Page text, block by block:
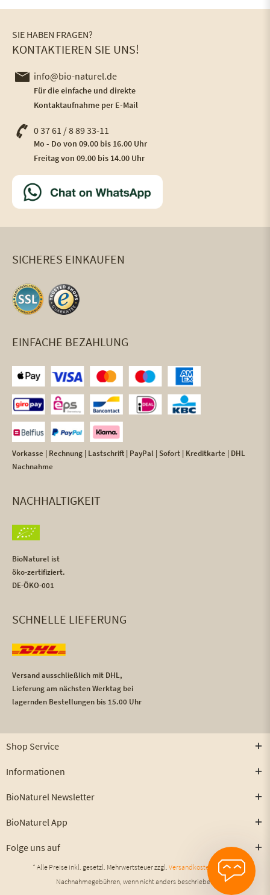
SIE HABEN FRAGEN?
KONTAKTIEREN SIE UNS!
info@bio-naturel.de
Für die einfache und direkte
Kontaktaufnahme per E-Mail
0 37 61 / 8 89 33-11
Mo - Do von 09.00 bis 16.00 Uhr
Freitag von 09.00 bis 14.00 Uhr
SICHERES EINKAUFEN
EINFACHE BEZAHLUNG
Vorkasse | Rechnung | Lastschrift | PayPal | Sofort | Kreditkarte | DHL
Nachnahme
NACHHALTIGKEIT
BioNaturel ist
öko-zertifiziert.
DE-ÖKO-001
SCHNELLE LIEFERUNG
Versand ausschließlich mit DHL,
Lieferung am nächsten Werktag bei
lagernden Bestellungen bis 15.00 Uhr
Shop Service
Informationen
BioNaturel Newsletter
BioNaturel App
Folge uns auf
* Alle Preise inkl. gesetzl. Mehrwertsteuer zzgl. Versandkosten
und ggf.
Nachnahmegebühren, wenn nicht anders beschrieben